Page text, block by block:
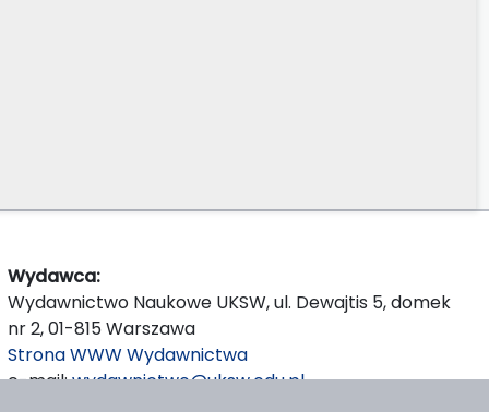
Wydawca:
Wydawnictwo Naukowe UKSW, ul. Dewajtis 5, domek
nr 2, 01-815 Warszawa
Strona WWW Wydawnictwa
e-mail:wydawnictwo@uksw.edu.pl